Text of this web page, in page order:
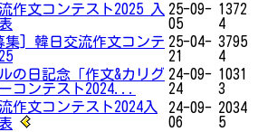
作文コンテスト2025 入 25-09-
05
1372
4
集] 韓日交流作文コンテ 25-04-
21
3795
4
の日記念「作文&カリグ
コンテスト2024...
24-09-
24
1031
3
作文コンテスト2024入
24-09-
06
2034
5